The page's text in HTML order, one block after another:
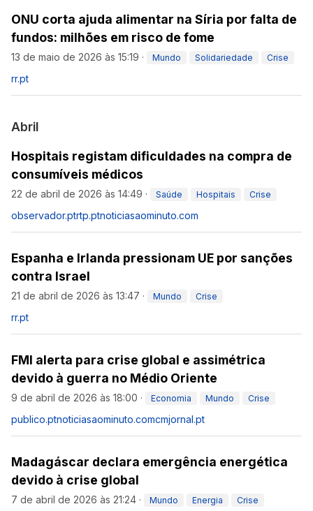
ONU corta ajuda alimentar na Síria por falta de
fundos: milhões em risco de fome
13 de maio de 2026 às 15:19 · Mundo Solidariedade Crise
rr.pt
Abril
Hospitais registam dificuldades na compra de
consumíveis médicos
22 de abril de 2026 às 14:49 · Saúde Hospitais Crise
observador.ptrtp.ptnoticiasaominuto.com
Espanha e Irlanda pressionam UE por sanções
contra Israel
21 de abril de 2026 às 13:47 · Mundo Crise
rr.pt
FMI alerta para crise global e assimétrica
devido à guerra no Médio Oriente
9 de abril de 2026 às 18:00 · Economia Mundo Crise
publico.ptnoticiasaominuto.comcmjornal.pt
Madagáscar declara emergência energética
devido à crise global
7 de abril de 2026 às 21:24 · Mundo Energia Crise